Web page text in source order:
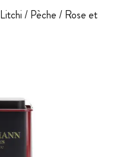
/ Pèche / Rose et